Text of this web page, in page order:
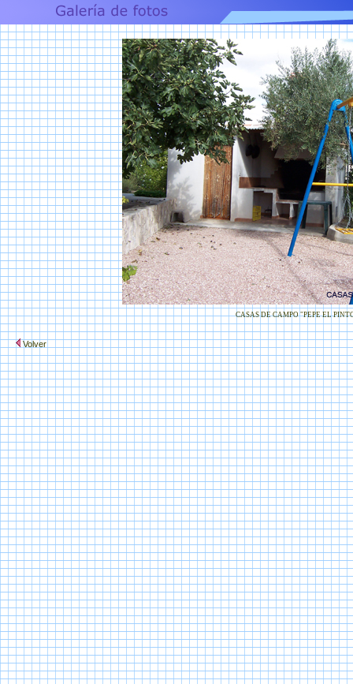
CASAS DE CAMPO "PEPE EL
Volver